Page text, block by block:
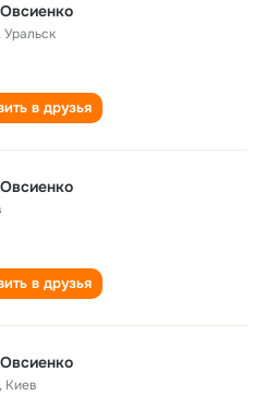
,Уральск
в друзья
в друзья
, Киев